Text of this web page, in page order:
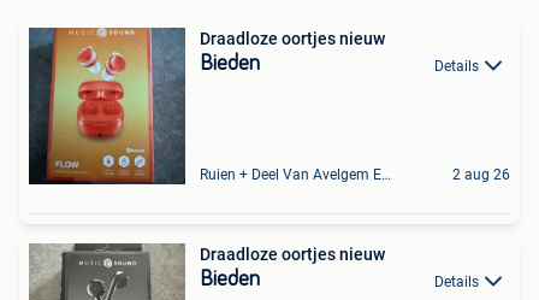
Draadloze oortjes nieuw
Bieden Details
Ruien + Deel Van Avelgem En Waarmaarde 2 aug 26
Draadloze oortjes nieuw
Bieden Details